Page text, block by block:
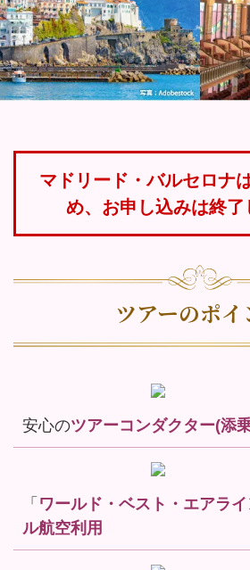
マドリード・バルセロナ
め、お申し込みは終了
ツアーのポイ
安心のツアーコンダクター(添
「 ワールド・ベスト・エアラ
ル航空利用